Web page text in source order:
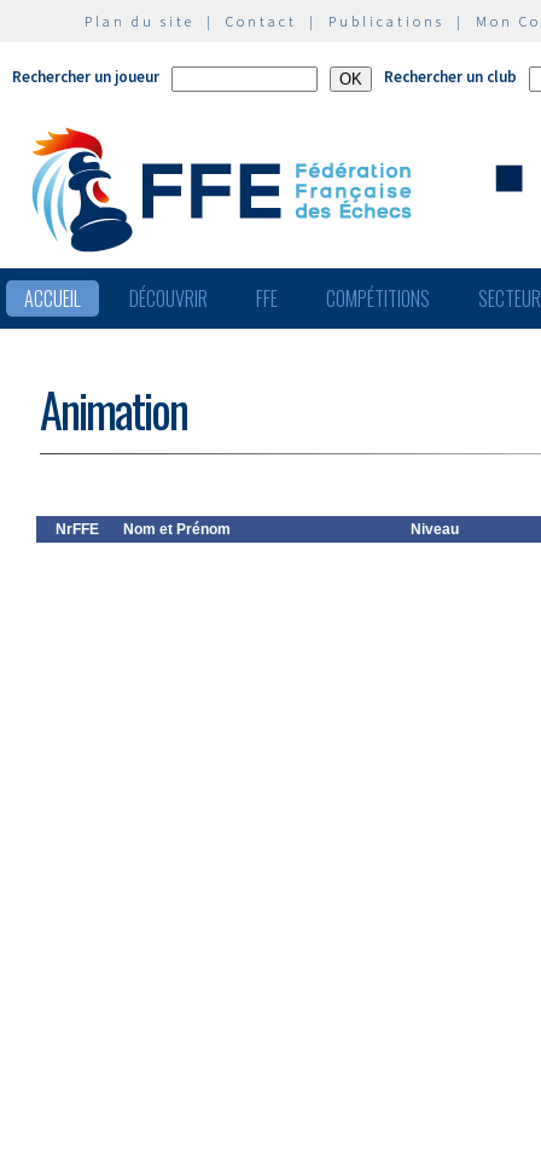
Plan du site | Contact | Publications | Mon
Rechercher un joueur Rechercher un club
ACCUEIL DÉCOUVRIR FFE COMPÉTITIONS
Animation
NrFFE Nom et Prénom Niveau